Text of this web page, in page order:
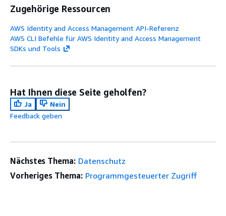
Zugehörige Ressourcen
AWS Identity and Access Management API-Referenz
AWS CLI Befehle für AWS Identity and Access Management
SDKs und Tools
Hat Ihnen diese Seite geholfen?
Ja
Nein
Feedback geben
Nächstes Thema: Datenschutz
Vorheriges Thema: Programmgesteuerter Zugriff